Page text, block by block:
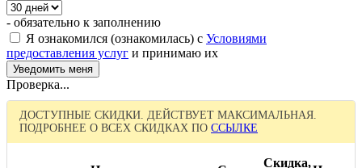
- обязательно к заполнению
Я ознакомился (ознакомилась) с Условиями
предоставления услуг и принимаю их
Проверка...
ДОСТУПНЫЕ СКИДКИ. ДЕЙСТВУЕТ МАКСИМАЛЬНАЯ.
ПОДРОБНЕЕ О ВСЕХ СКИДКАХ ПО ССЫЛКЕ
Скидка,